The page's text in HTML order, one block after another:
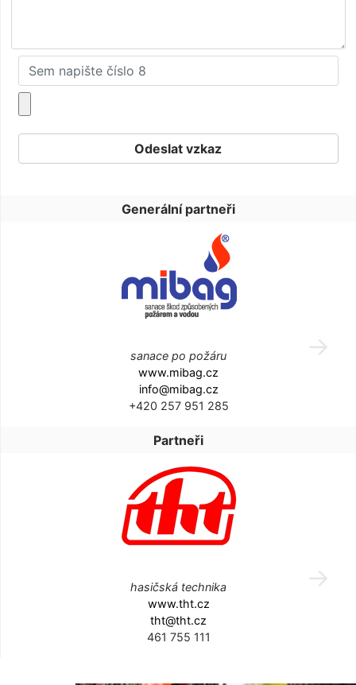
Generální partneři
sanace po požáru
www.mibag.cz
info@mibag.cz
+420 257 951 285
Partneři
hasičská technika
www.tht.cz
tht@tht.cz
461 755 111